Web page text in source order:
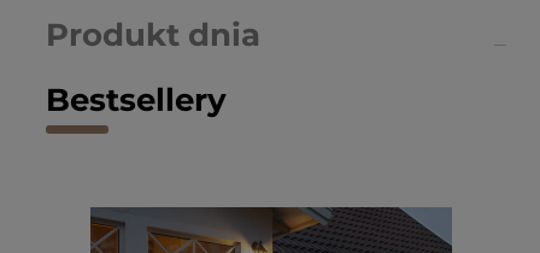
Bestsellery
Produkt dnia